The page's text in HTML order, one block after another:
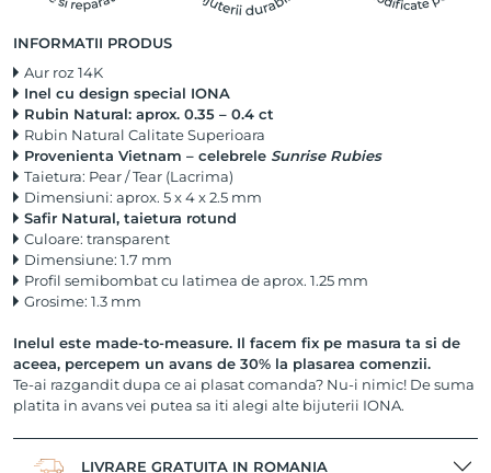
INFORMATII PRODUS
Aur roz 14K
Inel cu design special IONA
Rubin Natural: aprox. 0.35 – 0.4 ct
Rubin Natural Calitate Superioara
Provenienta Vietnam – celebrele SunriseRubies
Taietura: Pear / Tear (Lacrima)
Dimensiuni: aprox. 5 x 4 x 2.5 mm
Safir Natural, taietura rotund
Culoare: transparent
Dimensiune: 1.7 mm
Profil semibombat cu latimea de aprox. 1.25 mm
Grosime: 1.3 mm
Inelul este made-to-measure. Il facem fix pe masura ta si de
aceea, percepem un avans de 30% la plasarea comenzii.
Te-ai razgandit dupa ce ai plasat comanda? Nu-i nimic! De suma
platita in avans vei putea sa iti alegi alte bijuterii IONA.
LIVRARE GRATUITA IN ROMANIA